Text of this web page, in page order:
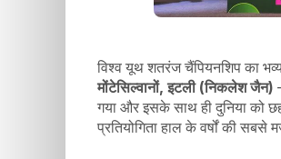
विश्व यूथ शतरंज चैंपियनशिप का
मोंटेसिल्वानों, इटली (निकलेश जैन)
गया और इसके साथ ही दुनिया को
प्रतियोगिता हाल के वर्षों की